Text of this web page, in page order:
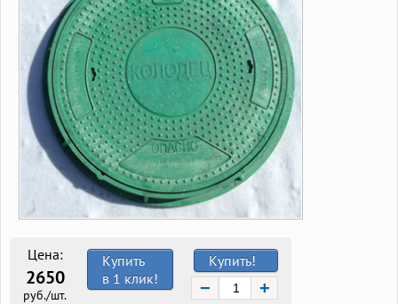
Цена:
2650
руб./шт.
Купить!
− +
Купить
в 1 клик!